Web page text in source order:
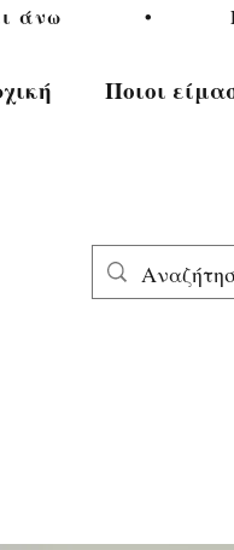
άνω            •
Ποιοι